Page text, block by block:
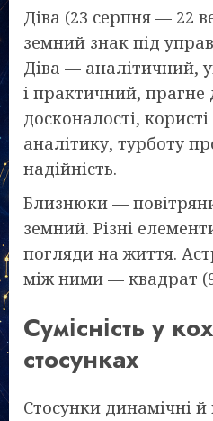
Діва (23 серпня — 22
земний знак під
Діва — аналітичний,
і практичний, прагне
досконалості,
аналітику, турботу
надійність.
Близнюки —
земний. Різні
погляди на життя.
між ними — квадрат
Сумісність у
стосунках
Стосунки динамічні й